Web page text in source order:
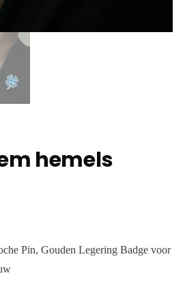
hemels
Pin, Gouden Legering Badge voor